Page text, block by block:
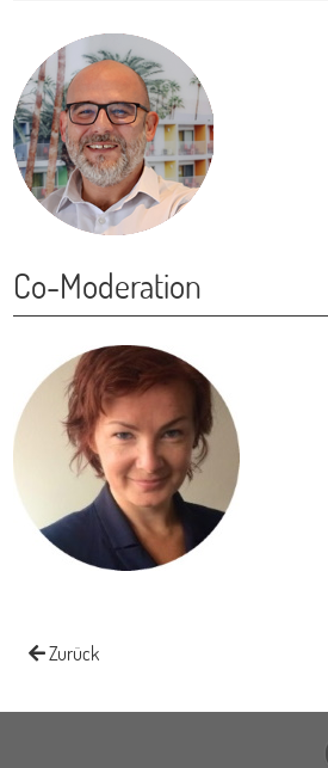
Co-Moderation
Zurück